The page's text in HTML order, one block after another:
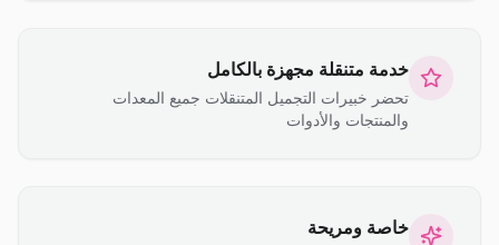
خدمة متنقلة مجهزة بالكامل
تحضر خبيرات التجميل المتنقلات جميع المعدات
والمنتجات والأدوات
خاصة ومريحة